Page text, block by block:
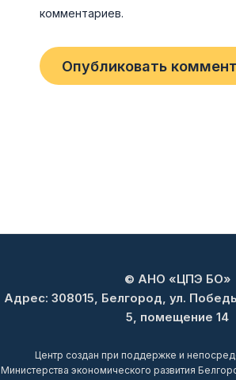
комментариев.
© АНО «ЦПЭ БО»
Адрес: 308015, Белгород, ул.
5, помещение 14
Центр создан при поддержке и
Министерства экономического развития